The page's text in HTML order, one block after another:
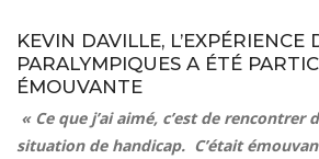
KEVIN DAVILLE, L’EXPÉRIENCE
PARALYMPIQUES A ÉTÉ
ÉMOUVANTE
« Ce que j’ai aimé, c’est de rencontrer
situation de handicap. C’était